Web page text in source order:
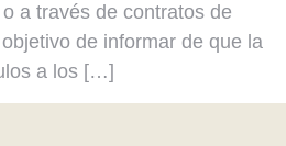
a través de contratos de
de informar de que la
a los […]